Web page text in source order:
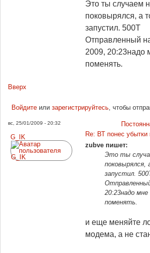
Это ты случаем
поковырялся, а
запустил. 500Т
Отправленный
2009, 20:23надо
поменять.
Вверх
Войдитеили зарегистрируйтесь, чтобы
вс, 25/01/2009 - 20:32
G_IK
Re: ВТ понес
zubve пишет:
Это ты
запустил.
20:23надо мне
поменять.
и еще меняйте
модема, а не